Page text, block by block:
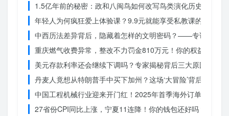
1.5亿年前的秘密：政和八闽鸟如何改写鸟类演化历史？
年轻人为何疯狂爱上体验课？9.9元就能享受私教课的秘密
中西历法差异背后，隐藏着怎样的文明密码？——专访南京
重庆燃气收费异常，整改不力罚金810万元！你的权益被侵犯
美元存款利率还会继续下调吗？专家揭秘背后三大原因
丹麦人竟想从特朗普手中买下加州？这场‘大冒险’背后藏着什
中国工程机械行业迎来开门红！2025年首季海外订单激增，
27省份CPI同比上涨，宁夏11连降！你的钱包还好吗？